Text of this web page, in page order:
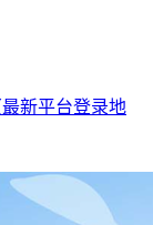
新平台登录地